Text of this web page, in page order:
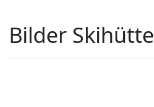
Bilder Skihütte